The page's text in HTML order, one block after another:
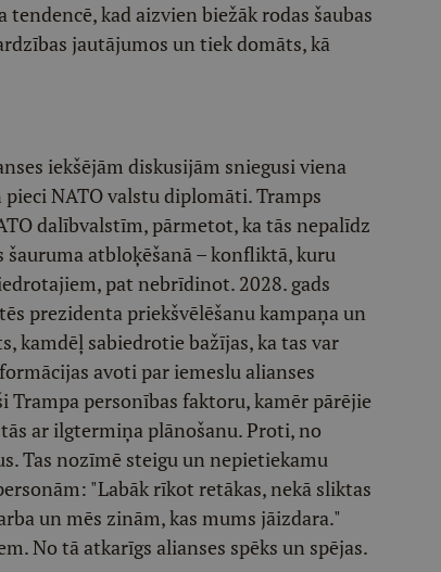
kad aizvien biežāk rodas šaubas
jautājumos un tiek domāts, kā
iekšējām diskusijām sniegusi viena
NATO valstu diplomāti. Tramps
dalībvalstīm, pārmetot, ka tās nepalīdz
atbloķēšanā – konfliktā, kuru
pat nebrīdinot. 2028. gads
prezidenta priekšvēlēšanu kampaņa un
kamdēļ sabiedrotie bažījas, ka tas var
avoti par iemeslu alianses
personības faktoru, kamēr pārējie
ar ilgtermiņa plānošanu. Proti, no
Tas nozīmē steigu un nepietiekamu
"Labāk rīkot retākas, nekā sliktas
un mēs zinām, kas mums jāizdara."
No tā atkarīgs alianses spēks un spējas.